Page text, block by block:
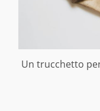
Un trucchetto